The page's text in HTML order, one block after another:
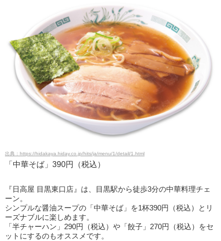
出典：https://hidakaya.hiday.co.jp/hits/ja/menu/1/detail/1.html
「中華そば」390円（税込）
『日高屋 目黒東口店』は、目黒駅から徒歩3分の中華料理チェ
ーン。
シンプルな醤油スープの「中華そば」を1杯390円（税込）とリ
ーズナブルに楽しめます。
「半チャーハン」290円（税込）や「餃子」270円（税込）をセ
ットにするのもオススメです。